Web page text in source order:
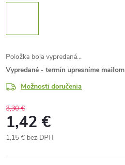
Položka bola vypredaná…
Vypredané - termín upresníme mailom
Možnosti doručenia
3,30 €
1,42 €
1,15 € bez DPH
cena: